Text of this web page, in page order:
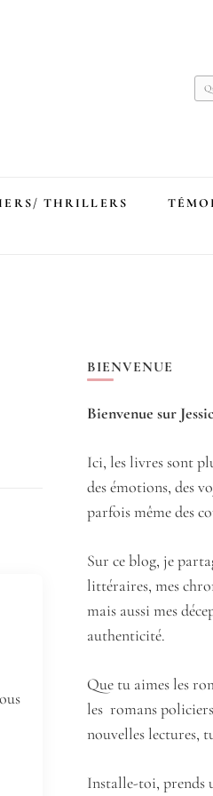
THRILLERS
BIENVENUE
Bienvenue sur
Ici, les livres sont
des émotions, des
parfois même des
Sur ce blog, je
littéraires, mes
mais aussi mes
authenticité.
Que tu aimes les
les romans
nouvelles lectures,
Installe-toi, prends